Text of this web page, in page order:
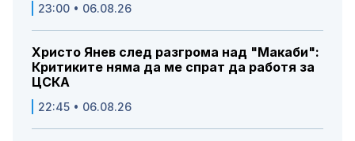
23:00 • 06.08.26
Христо Янев след разгрома над "Макаби":
Критиките няма да ме спрат да работя за
ЦСКА
22:45 • 06.08.26